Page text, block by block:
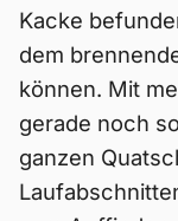
Kacke
dem
können. Mit
gerade noch
ganzen